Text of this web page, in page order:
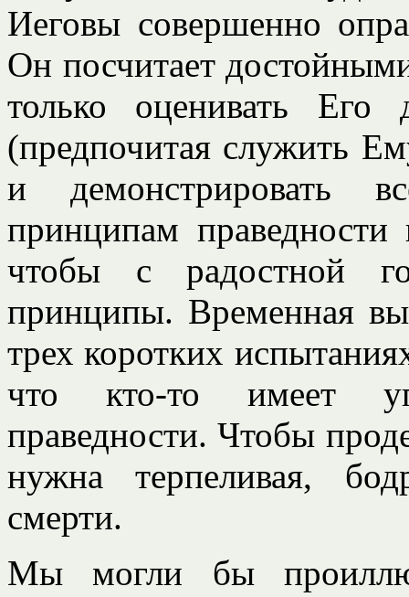
Иеговы совершенно
Он посчитает
только оценивать Его
(предпочитая служить
и демонстрировать
принципам
чтобы с радостной
принципы. Временная
трех коротких
что кто-то имеет
праведности. Чтобы
нужна терпеливая,
смерти.
Мы могли бы